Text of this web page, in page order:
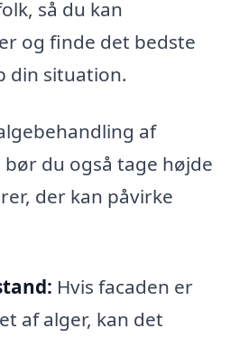
så du kan
og finde det bedste
din situation.
af
bør du også tage højde
der kan påvirke
Hvis facaden er
af alger, kan det